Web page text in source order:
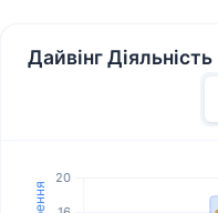
Дайвінг Діяльність